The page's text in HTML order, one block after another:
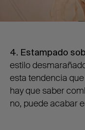
4. Estampado
estilo
esta tendencia
hay que saber
no, puede acabar